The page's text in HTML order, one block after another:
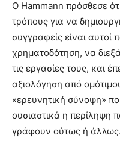
Ο Hammann πρόσθεσε
τρόπους για να
συγγραφείς είναι
χρηματοδότηση, να
τις εργασίες τους, και
αξιολόγηση από
«ερευνητική σύνοψη»
ουσιαστικά η περίληψη
γράφουν ούτως ή άλλως.